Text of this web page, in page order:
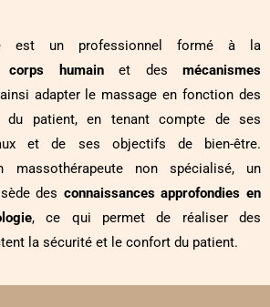
est un professionnel formé à la
corps humainet des mécanismes
adapter le massage en fonction des
du patient, en tenant compte de ses
et de ses objectifs de bien-être.
massothérapeute non spécialisé, un
des connaissances approfondies en
, ce qui permet de réaliser des
la sécurité et le confort du patient.